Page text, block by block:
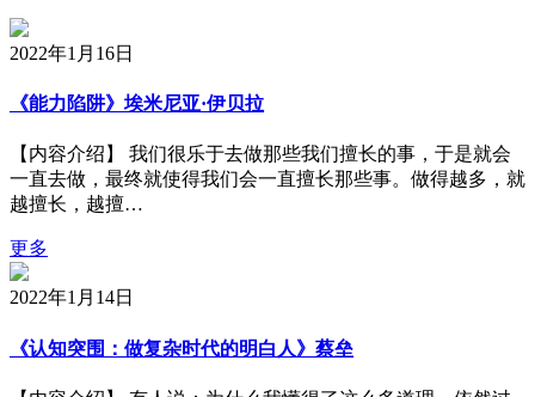
2022年1月16日
《能力陷阱》埃米尼亚·伊贝拉
【内容介绍】 我们很乐于去做那些我们擅长的事，于是就会
一直去做，最终就使得我们会一直擅长那些事。做得越多，就
越擅长，越擅…
更多
2022年1月14日
《认知突围：做复杂时代的明白人》蔡垒